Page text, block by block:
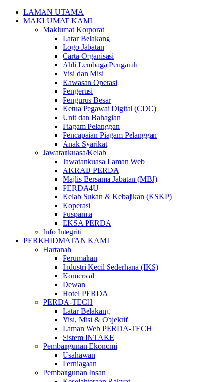
LAMAN UTAMA
MAKLUMAT KAMI
Maklumat Korporat
Latar Belakang
Logo Jabatan
Carta Organisasi
Ahli Lembaga Pengarah
Visi dan Misi
Kawasan Operasi
Pengerusi
Pengurus Besar
Ketua Pegawai Digital (CDO)
Unit dan Bahagian
Piagam Pelanggan
Pencapaian Piagam Pelanggan
Anak Syarikat
Jawatankuasa/Kelab
Jawatankuasa Laman Web
AKRAB PERDA
Majlis Bersama Jabatan (MBJ)
PERDA4U
Kelab Sukan & Kebajikan (KSKP)
Koperasi
Puspanita
EKSA PERDA
Info Integriti
PERKHIDMATAN KAMI
Hartanah
Perumahan
Industri Kecil Sederhana (IKS)
Komersial
Dewan
Hotel PERDA
PERDA-TECH
Latar Belakang
Visi, Misi & Objektif
Laman Web PERDA-TECH
Sistem INTAKE
Pembangunan Ekonomi
Usahawan
Perniagaan
Pembangunan Insan